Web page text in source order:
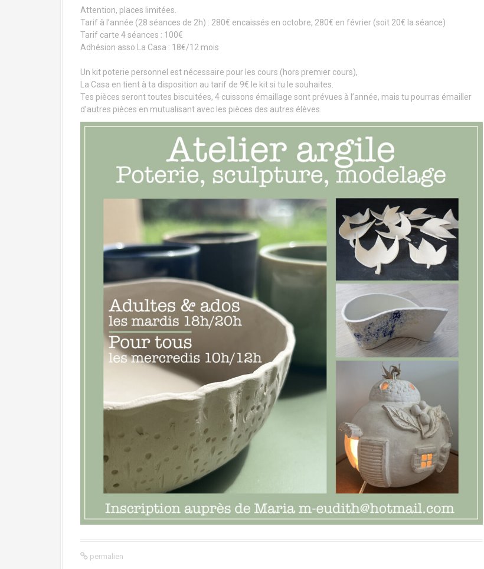
Attention, places limitées.
Tarif à l’année (28 séances de 2h) : 280€ encaissés en octobre, 280€ en février (soit 20€ la séance)
Tarif carte 4 séances : 100€
Adhésion asso La Casa : 18€/12 mois
Un kit poterie personnel est nécessaire pour les cours (hors premier cours),
La Casa en tient à ta disposition au tarif de 9€ le kit si tu le souhaites.
Tes pièces seront toutes biscuitées, 4 cuissons émaillage sont prévues à l’année, mais tu pourras émailler
d’autres pièces en mutualisant avec les pièces des autres élèves.
permalien